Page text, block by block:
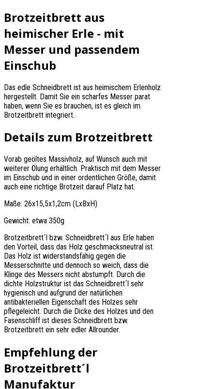
Brotzeitbrett aus
heimischer Erle - mit
Messer und passendem
Einschub
Das edle Schneidbrett ist aus heimischem Erlenholz
hergestellt. Damit Sie ein scharfes Messer parat
haben, wenn Sie es brauchen, ist es gleich im
Brotzeitbrett integriert.
Details zum Brotzeitbrett
Vorab geöltes Massivholz, auf Wunsch auch mit
weiterer Ölung erhältlich. Praktisch mit dem Messer
im Einschub und in einer ordentlichen Größe, damit
auch eine richtige Brotzeit darauf Platz hat.
Maße: 26x15,5x1,2cm (LxBxH)
Gewicht: etwa 350g
Brotzeitbrett´l bzw. Schneidbrett´l aus Erle haben
den Vorteil, dass das Holz geschmacksneutral ist.
Das Holz ist widerstandsfähig gegen die
Messerschnitte und dennoch so weich, dass die
Klinge des Messers nicht abstumpft. Durch die
dichte Holzstruktur ist das Schneidbrett´l sehr
hygienisch und aufgrund der natürlichen
antibakteriellen Eigenschaft des Holzes sehr
pflegeleicht. Durch die Dicke des Holzes und den
Fasenschliff ist dieses Schneidbrett bzw.
Brotzeitbrett ein sehr edler Allrounder.
Empfehlung der
Brotzeitbrett´l
Manufaktur